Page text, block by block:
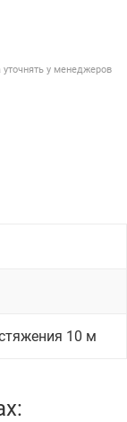
у менеджеров
10 м